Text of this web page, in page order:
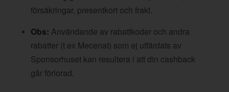
försäkringar, presentkort och frakt.
Obs: Användande av rabattkoder och andra
rabatter (t ex Mecenat) som ej utfärdats av
Sponsorhuset kan resultera i att din cashback
går förlorad.